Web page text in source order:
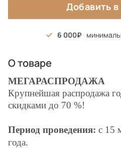
Добавить в
6 000
О товаре
МЕГАРАСПРОДАЖА
Крупнейшая распродажа
скидками до 70 %!
Период проведения: с 15
года.